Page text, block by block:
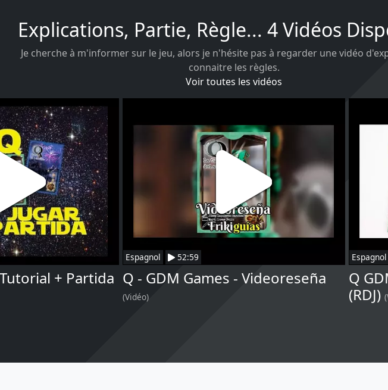
Explications, Partie, Règle... 4 Vidéos
Je cherche à m'informer sur le jeu, alors je n'hésite pas à regarder une vidéo
connaitre les règles.
Voir toutes les vidéos
+ Partida
Espagnol 52:59
Q - GDM Games - Videoreseña
(Vidéo)
Espagnol
Q
(RDJ)